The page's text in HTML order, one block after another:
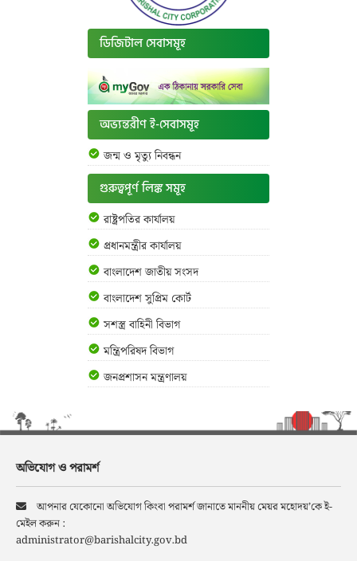
ডিজিটাল সেবাসমূহ
অভ্যন্তরীণ ই-সেবাসমূহ
জন্ম ও মৃত্যু নিবন্ধন
গুরুত্বপূর্ণ লিঙ্ক সমূহ
রাষ্ট্রপতির কার্যালয়
প্রধানমন্ত্রীর কার্যালয়
বাংলাদেশ জাতীয় সংসদ
বাংলাদেশ সুপ্রিম কোর্ট
সশস্ত্র বাহিনী বিভাগ
মন্ত্রিপরিষদ বিভাগ
জনপ্রশাসন মন্ত্রণালয়
অভিযোগ ও পরামর্শ
আপনার যেকোনো অভিযোগ কিংবা পরামর্শ জানাতে মাননীয় মেয়র মহোদয়’কে ই-
মেইল করুন :
administrator@barishalcity.gov.bd